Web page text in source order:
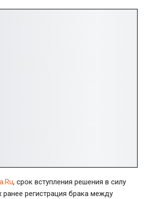
, срок вступления решения в силу
ранее регистрация брака между